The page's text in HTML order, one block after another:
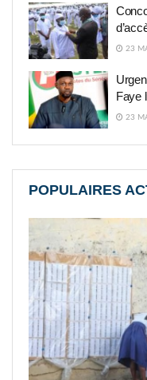
23
Faye
23
POPULAIRES